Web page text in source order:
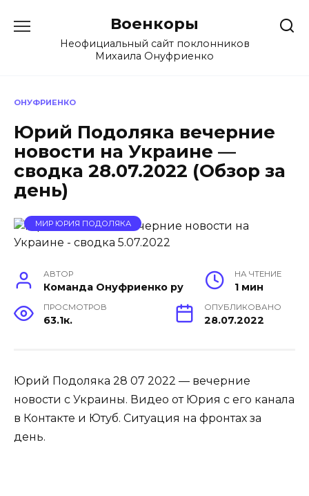
содержанию
Военкоры
Неофициальный сайт поклонников
Михаила Онуфриенко
ОНУФРИЕНКО
Юрий Подоляка вечерние
новости на Украине —
сводка 28.07.2022 (Обзор за
день)
МИР ЮРИЯ ПОДОЛЯКА
АВТОР
Команда Онуфриенко ру
НА ЧТЕНИЕ
1 мин
ПРОСМОТРОВ
63.1к.
ОПУБЛИКОВАНО
28.07.2022
Юрий Подоляка 28 07 2022 — вечерние
новости с Украины. Видео от Юрия с его канала
в Контакте и Ютуб. Ситуация на фронтах за
день.